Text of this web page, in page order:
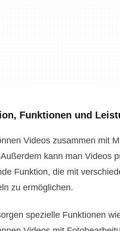
Funktionen und
Videos zusammen mit
kann man Videos
Funktion, die mit
zu ermöglichen.
spezielle Funktionen